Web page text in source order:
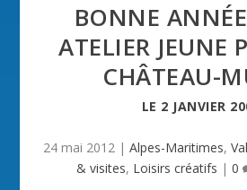
BONNE
ATELIER JEUNE
CHÂTEAU-
LE 2 JANVIER
24 mai 2012 | Alpes-Maritimes,
& visites, Loisirs créatifs | 0